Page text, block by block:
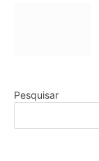
Pesquisar